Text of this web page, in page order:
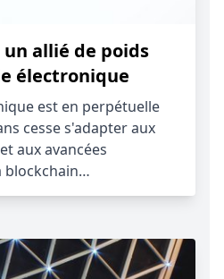
allié de poids
électronique
est en perpétuelle
cesse s'adapter aux
aux avancées
blockchain…